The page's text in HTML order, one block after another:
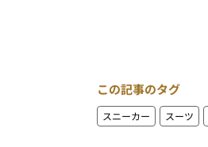
この記事のタグ
スニーカー スーツ